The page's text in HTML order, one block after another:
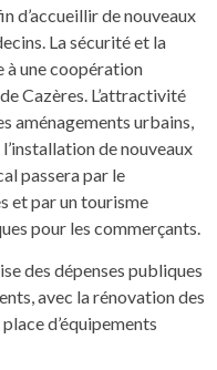
d’accueillir de nouveaux
La sécurité et la
une coopération
Cazères. L’attractivité
aménagements urbains,
de nouveaux
passera par le
et par un tourisme
pour les commerçants.
des dépenses publiques
avec la rénovation des
d’équipements